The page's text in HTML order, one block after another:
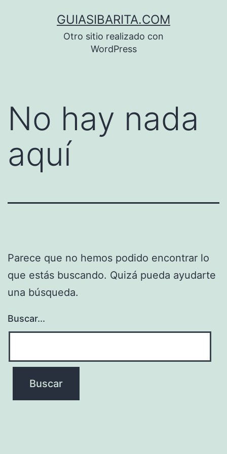
GUIASIBARITA.COM
Otro sitio realizado con
WordPress
No hay nada
aquí
Parece que no hemos podido encontrar lo
que estás buscando. Quizá pueda ayudarte
una búsqueda.
Buscar...